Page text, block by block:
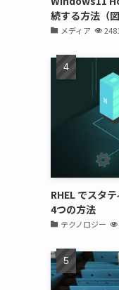
続する方法（図
メディア
RHEL でスタ
4つの方法
テクノロジー